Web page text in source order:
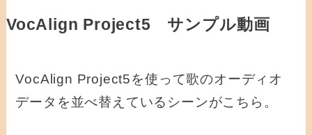
VocAlign Project5 サンプル動画
VocAlign Project5を使って歌のオーディオ
データを並べ替えているシーンがこちら。